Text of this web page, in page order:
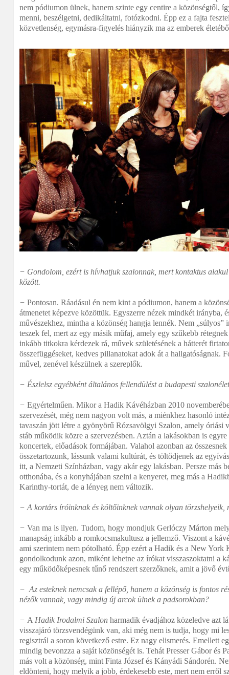
nem pódiumon ülnek, hanem szinte egy centire a közönségtől,
menni, beszélgetni, dedikáltatni, fotózkodni. Épp ez a fajta
közvetlenség, egymásra-figyelés hiányzik ma az emberek
− Gondolom, ezért is hívhatjuk szalonnak, mert kontaktus
között.
− Pontosan. Ráadásul én nem kint a pódiumon, hanem a
átmenetet képezve közöttük. Egyszerre nézek mindkét irányba,
művészekhez, mintha a közönség hangja lennék. Nem „súlyos”
teszek fel, mert az egy másik műfaj, amely egy szűkebb
inkább titkokra kérdezek rá, művek születésének a hátterét
összefüggéseket, kedves pillanatokat adok át a hallgatóságnak.
művel, zenével készülnek a szereplők.
− Észlelsz egyébként általános fellendülést a budapesti
− Egyértelműen. Mikor a Hadik Kávéházban 2010
szervezését, még nem nagyon volt más, a miénkhez hasonló
tavaszán jött létre a gyönyörű Rózsavölgyi Szalon, amely óriási
stáb működik közre a szervezésben. Aztán a lakásokban is
koncertek, előadások formájában. Valahol azonban az
összetartozunk, lássunk valami kultúrát, és töltődjenek az
itt, a Nemzeti Színházban, vagy akár egy lakásban. Persze más
otthonába, és a konyhájában szelni a kenyeret, meg más a
Karinthy-tortát, de a lényeg nem változik.
− A kortárs íróinknak és költőinknek vannak olyan törzshelyeik,
− Van ma is ilyen. Tudom, hogy mondjuk Gerlóczy Márton
manapság inkább a romkocsmakultusz a jellemző. Viszont a
ami szerintem nem pótolható. Épp ezért a Hadik és a New York
gondolkodunk azon, miként lehetne az írókat visszaszoktatni a
egy működőképesnek tűnő rendszert szerzőknek, amit a jövő
− Az esteknek nemcsak a fellépő, hanem a közönség is fontos
nézők vannak, vagy mindig új arcok ülnek a padsorokban?
− A Hadik Irodalmi Szalon harmadik évadjához közeledve azt
visszajáró törzsvendégünk van, aki még nem is tudja, hogy mi
regisztrál a soron következő estre. Ez nagy elismerés. Emellett
mindig bevonzza a saját közönségét is. Tehát Presser Gábor és
más volt a közönség, mint Finta József és Kányádi Sándorén.
eldönteni, hogy melyik a jobb, érdekesebb este, mert nem erről